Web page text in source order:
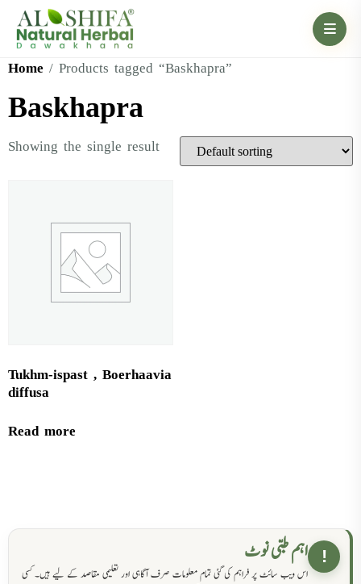
Home / Products tagged “Baskhapra”
Baskhapra
Showing the single result
Tukhm-ispast , Boerhaavia
diffusa
Read more
! اہم طبی نوٹ
اس ویب سائٹ پر فراہم کی گئی تمام معلومات صرف آگاہی اور تعلیمی مقاصد کے لیے ہیں۔ کسی